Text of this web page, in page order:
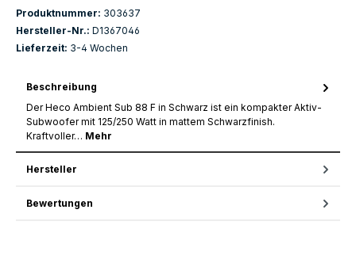
Produktnummer: 303637
Hersteller-Nr.: D1367046
Lieferzeit: 3-4 Wochen
Beschreibung
Der Heco Ambient Sub 88 F in Schwarz ist ein kompakter Aktiv-
Subwoofer mit 125/250 Watt in mattem Schwarzfinish.
Kraftvoller… Mehr
Hersteller
Bewertungen